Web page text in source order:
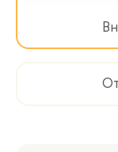
счет